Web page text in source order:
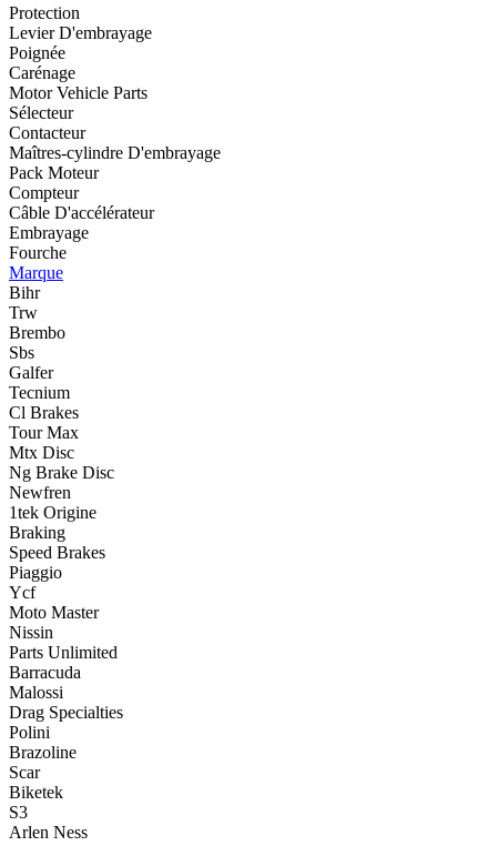
Protection
Levier D'embrayage
Poignée
Carénage
Motor Vehicle Parts
Sélecteur
Contacteur
Maîtres-cylindre D'embrayage
Pack Moteur
Compteur
Câble D'accélérateur
Embrayage
Fourche
Marque
Bihr
Trw
Brembo
Sbs
Galfer
Tecnium
Cl Brakes
Tour Max
Mtx Disc
Ng Brake Disc
Newfren
1tek Origine
Braking
Speed Brakes
Piaggio
Ycf
Moto Master
Nissin
Parts Unlimited
Barracuda
Malossi
Drag Specialties
Polini
Brazoline
Scar
Biketek
S3
Arlen Ness